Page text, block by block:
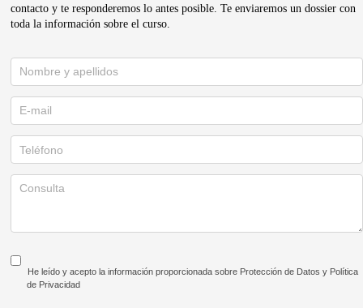
contacto y te responderemos lo antes posible. Te enviaremos un dossier con
toda la información sobre el curso.
Solicita
información
He leído y acepto la información proporcionada sobre Protección de Datos y Política
de Privacidad